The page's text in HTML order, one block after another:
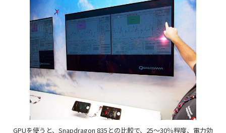
GPUを使うと、Snapdragon 835との比較で、25～30％程度、電力効